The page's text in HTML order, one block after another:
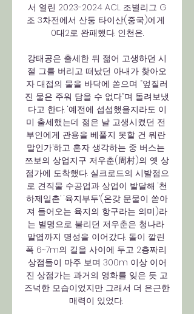
서 열린 2023-2024 ACL 조별리그 G
조 3차전에서 산둥 타이산(중국)에게
0대2로 완패했다. 인천은.
강태공은 출세한 뒤 젊어 고생하던 시
절 그를 버리고 떠났던 아내가 찾아오
자 대접의 물을 바닥에 쏟으며 “엎질러
진 물은 주워 담을 수 없다”며 돌려보냈
다고 한다. ‘예전에 섭섭했을지라도 이
미 출세했는데 젊은 날 고생시켰던 전
부인에게 관용을 베풀지 못할 건 뭐란
말인가’하고 혼자 생각하는 중 버스는
쯔보의 상업지구 저우춘(周村)의 옛 상
점가에 도착했다. 실크로드의 시발점으
로 견직물 수공업과 상업이 발달해 ‘천
하제일촌’ ‘육지부두’(온갖 문물이 쏟아
져 들어오는 육지의 항구라는 의미)라
는 별명으로 불리던 저우춘은 청나라
말엽까지 명성을 이어갔다. 돌이 깔린
폭 6~7m의 길을 사이에 두고 2층짜리
상점들이 마주 보며 300m 이상 이어
진 상점가는 과거의 영화를 잊은 듯 고
즈넉한 모습이었지만 그래서 더 은근한
매력이 있었다.